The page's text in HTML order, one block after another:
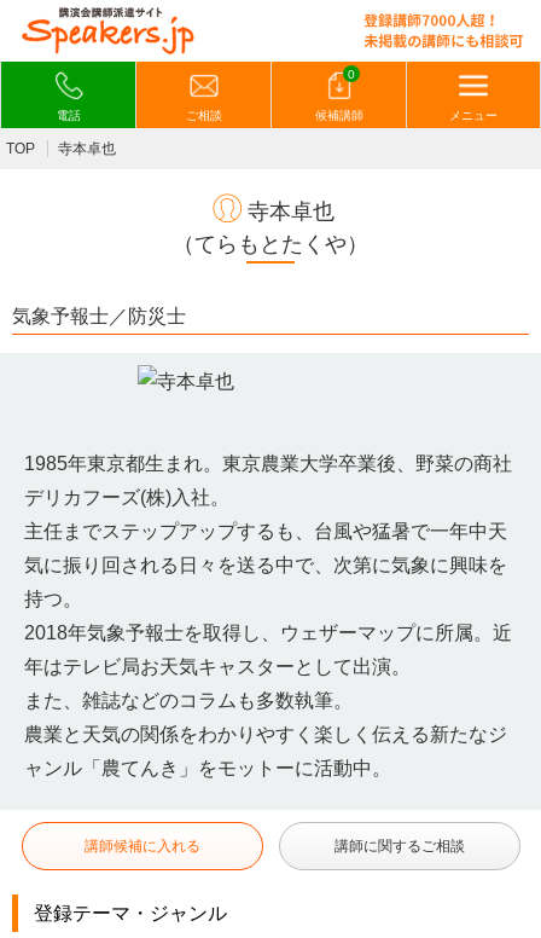
電話 ご相談
0
候補講師 メニュー
TOP 寺本卓也
寺本卓也
（てらもとたくや）
気象予報士／防災士
1985年東京都生まれ。東京農業大学卒業後、野菜の商社
デリカフーズ(株)入社。
主任までステップアップするも、台風や猛暑で一年中天
気に振り回される日々を送る中で、次第に気象に興味を
持つ。
2018年気象予報士を取得し、ウェザーマップに所属。近
年はテレビ局お天気キャスターとして出演。
また、雑誌などのコラムも多数執筆。
農業と天気の関係をわかりやすく楽しく伝える新たなジ
ャンル「農てんき」をモットーに活動中。
講師候補に入れる 講師に関するご相談
登録テーマ・ジャンル